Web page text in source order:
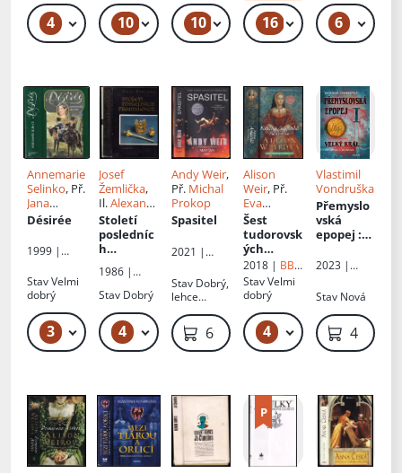
4 49 Kč – 59 Kč
10 59 Kč – 99 Kč
oděrky
10 59 Kč – 79 Kč
16 49 Kč – 59 Kč
6
Annemarie
Selinko, Př.
Jana
Pecharová
Désirée
1999 |
StavVelmi
dobrý
3 69 Kč – 89 Kč
Josef
Žemlička,
Il.Alexandr
Paul,Karel
Zpěvák,
Prokop
Hegar ,
Hana
Maderová
Století
posledníc
h
vců:
Český stát
společnos
t ve 13.
století
1986 |
Stav Dobrý
4 119 Kč – 139 Kč
Andy Weir,
Př. Michal
Prokop
Spasitel
2021 |
Group
Stav Dobrý,
lehce
hřbet, lehké
oděrky na
obálce
699 Kč
Alison
Weir, Př.
Eva
Křístková
Šest
tudorovsk
ých
královen
Kateřina
Aragonsk
á : pravá
královna
2018 | BB
art
StavVelmi
dobrý
4 129 Kč – 229 Kč
Vlastimil
Vondruška
Přemyslo
vská
epopej :
Přemysl I.
Otakar - I
2023 |
Stav Nová
419 Kč